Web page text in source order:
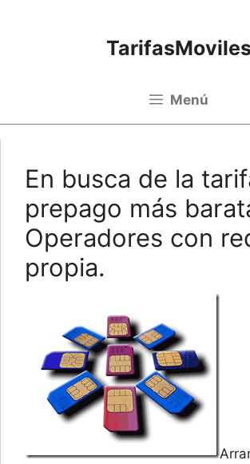
TarifasMoviles
Menú
En busca de la
prepago más
Operadores con
propia.